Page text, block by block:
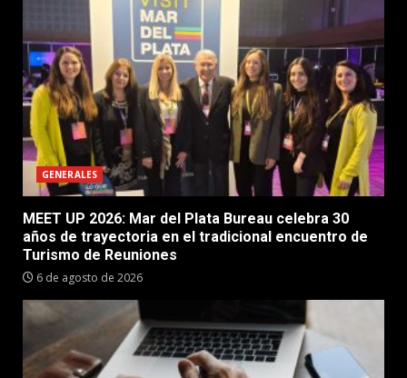
GENERALES
MEET UP 2026: Mar del Plata Bureau celebra 30
años de trayectoria en el tradicional encuentro de
Turismo de Reuniones
6 de agosto de 2026